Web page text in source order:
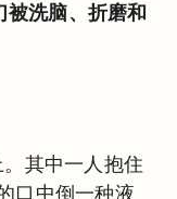
被洗脑、折磨和
其中一人抱住
口中倒一种液